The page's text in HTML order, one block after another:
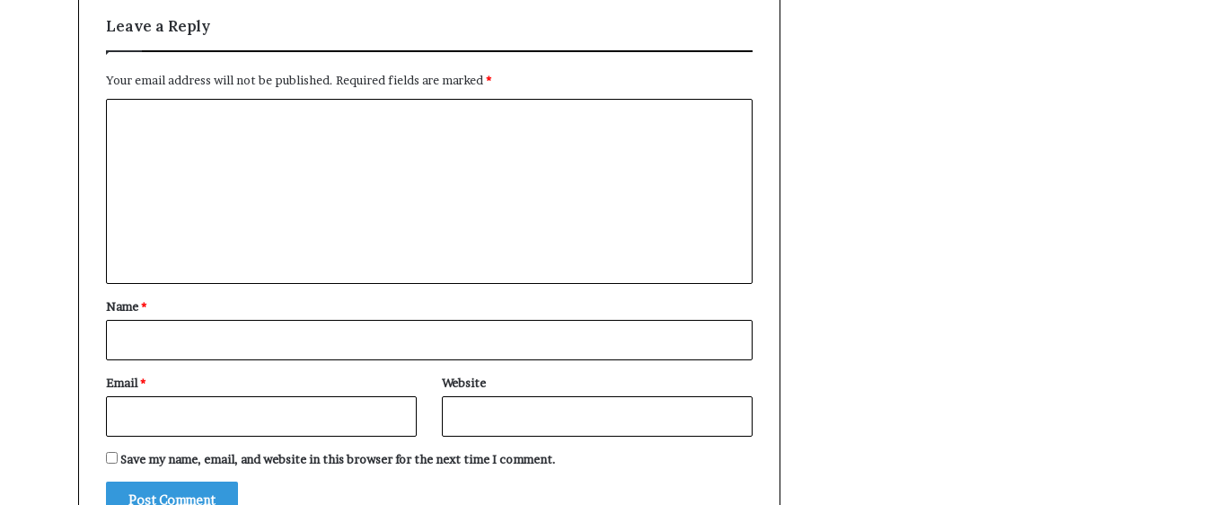
Leave a Reply
Your email address will not be published. Required fields are marked*
*
Name*
Email* Website
Save my name, email, and website in this browser for the next time I comment.